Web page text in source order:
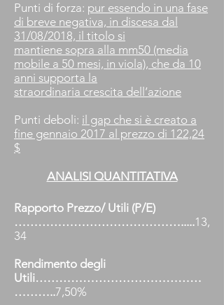
Punti di forza: pur essendo in una fase
di breve negativa, in discesa dal
31/08/2018, il titolo si
mantiene sopra alla mm50 (media
mobile a 50 mesi, in viola), che da 10
anni supporta la
straordinaria crescita dell’azione
Punti deboli: il gap che si è creato a
fine gennaio 2017 al prezzo di 122,24
$
ANALISI QUANTITATIVA
Rapporto Prezzo/ Utili (P/E)
…………………………………….....13,
34
Rendimento degli
Utili……………………………………
………..7,50%